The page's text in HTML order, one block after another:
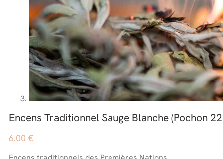
Encens Traditionnel Sauge Blanche (Pochon
6.00 €